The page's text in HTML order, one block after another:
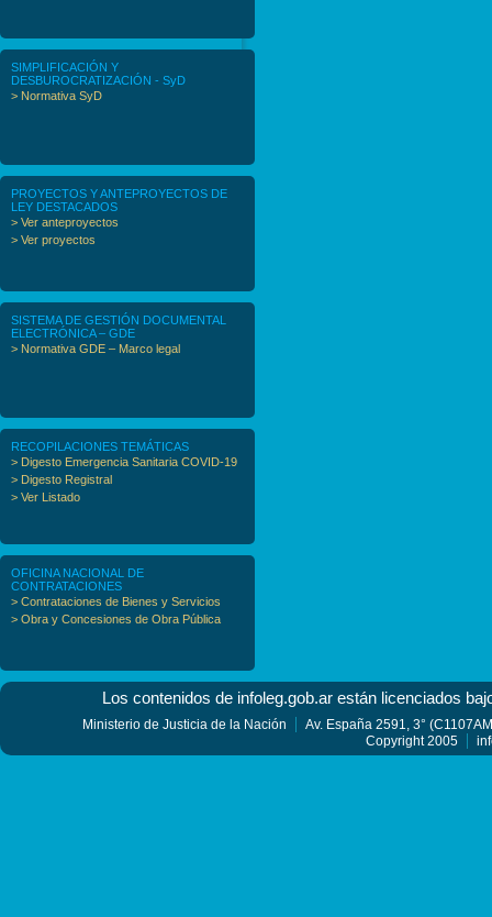
SIMPLIFICACIÓN Y
DESBUROCRATIZACIÓN - SyD
> Normativa SyD
PROYECTOS Y ANTEPROYECTOS DE
LEY DESTACADOS
> Ver anteproyectos
> Ver proyectos
SISTEMA DE GESTIÓN DOCUMENTAL
ELECTRÓNICA – GDE
> Normativa GDE – Marco legal
RECOPILACIONES TEMÁTICAS
> Digesto Emergencia Sanitaria COVID-19
> Digesto Registral
> Ver Listado
OFICINA NACIONAL DE
CONTRATACIONES
> Contrataciones de Bienes y Servicios
> Obra y Concesiones de Obra Pública
Los contenidos de infoleg.gob.ar están licenciados
Ministerio de Justicia de la Nación
Av. España 2591, 3°
Copyright 2005